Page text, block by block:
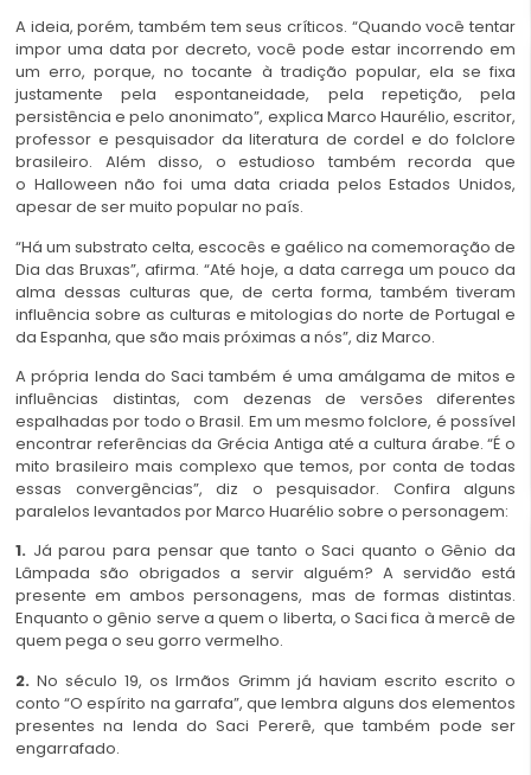
A ideia, porém, também tem seus críticos. “Quando você tentar
impor uma data por decreto, você pode estar incorrendo em
um erro, porque, no tocante à tradição popular, ela se fixa
justamente pela espontaneidade, pela repetição, pela
persistência e pelo anonimato”, explica Marco Haurélio, escritor,
professor e pesquisador da literatura de cordel e do folclore
brasileiro. Além disso, o estudioso também recorda que
o Halloween não foi uma data criada pelos Estados Unidos,
apesar de ser muito popular no país.
“Há um substrato celta, escocês e gaélico na comemoração de
Dia das Bruxas”, afirma. “Até hoje, a data carrega um pouco da
alma dessas culturas que, de certa forma, também tiveram
influência sobre as culturas e mitologias do norte de Portugal e
da Espanha, que são mais próximas a nós”, diz Marco.
A própria lenda do Saci também é uma amálgama de mitos e
influências distintas, com dezenas de versões diferentes
espalhadas por todo o Brasil. Em um mesmo folclore, é possível
encontrar referências da Grécia Antiga até a cultura árabe. “É o
mito brasileiro mais complexo que temos, por conta de todas
essas convergências”, diz o pesquisador. Confira alguns
paralelos levantados por Marco Huarélio sobre o personagem:
1. Já parou para pensar que tanto o Saci quanto o Gênio da
Lâmpada são obrigados a servir alguém? A servidão está
presente em ambos personagens, mas de formas distintas.
Enquanto o gênio serve a quem o liberta, o Saci fica à mercê de
quem pega o seu gorro vermelho.
2. No século 19, os Irmãos Grimm já haviam escrito escrito o
conto “O espírito na garrafa”, que lembra alguns dos elementos
presentes na lenda do Saci Pererê, que também pode ser
engarrafado.